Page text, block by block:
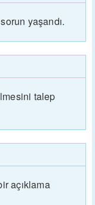
yaşandı.
talep
açıklama